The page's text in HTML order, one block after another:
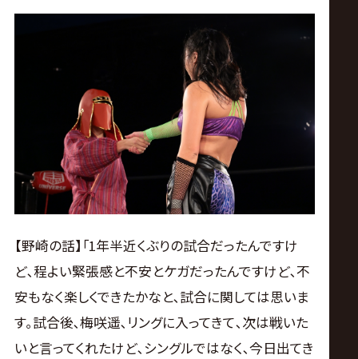
【野崎の話】｢1年半近くぶりの試合だったんですけ
ど､程よい緊張感と不安とケガだったんですけど､不
安もなく楽しくできたかなと､試合に関しては思いま
す｡試合後､梅咲遥､リングに入ってきて､次は戦いた
いと言ってくれたけど､シングルではなく､今日出てき